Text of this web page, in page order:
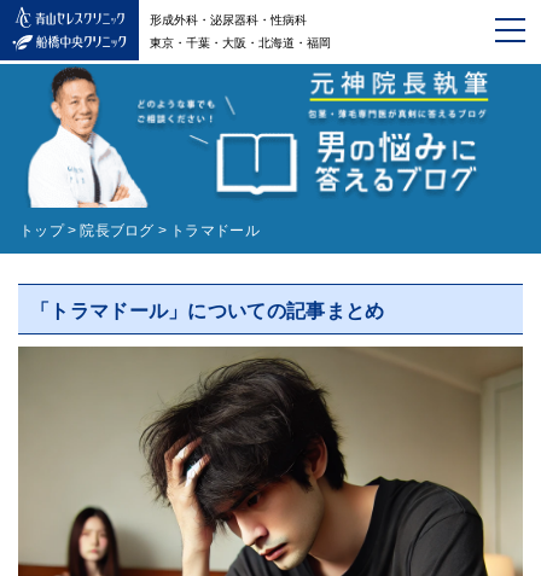
形成外科・泌尿器科・性病科
東京・千葉・大阪・北海道・福岡
トップ > 院長ブログ > トラマドール
「トラマドール」についての記事まとめ